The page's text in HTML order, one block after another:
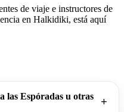
de viaje e instructores de
en Halkidiki, está aquí
las Espóradas u otras